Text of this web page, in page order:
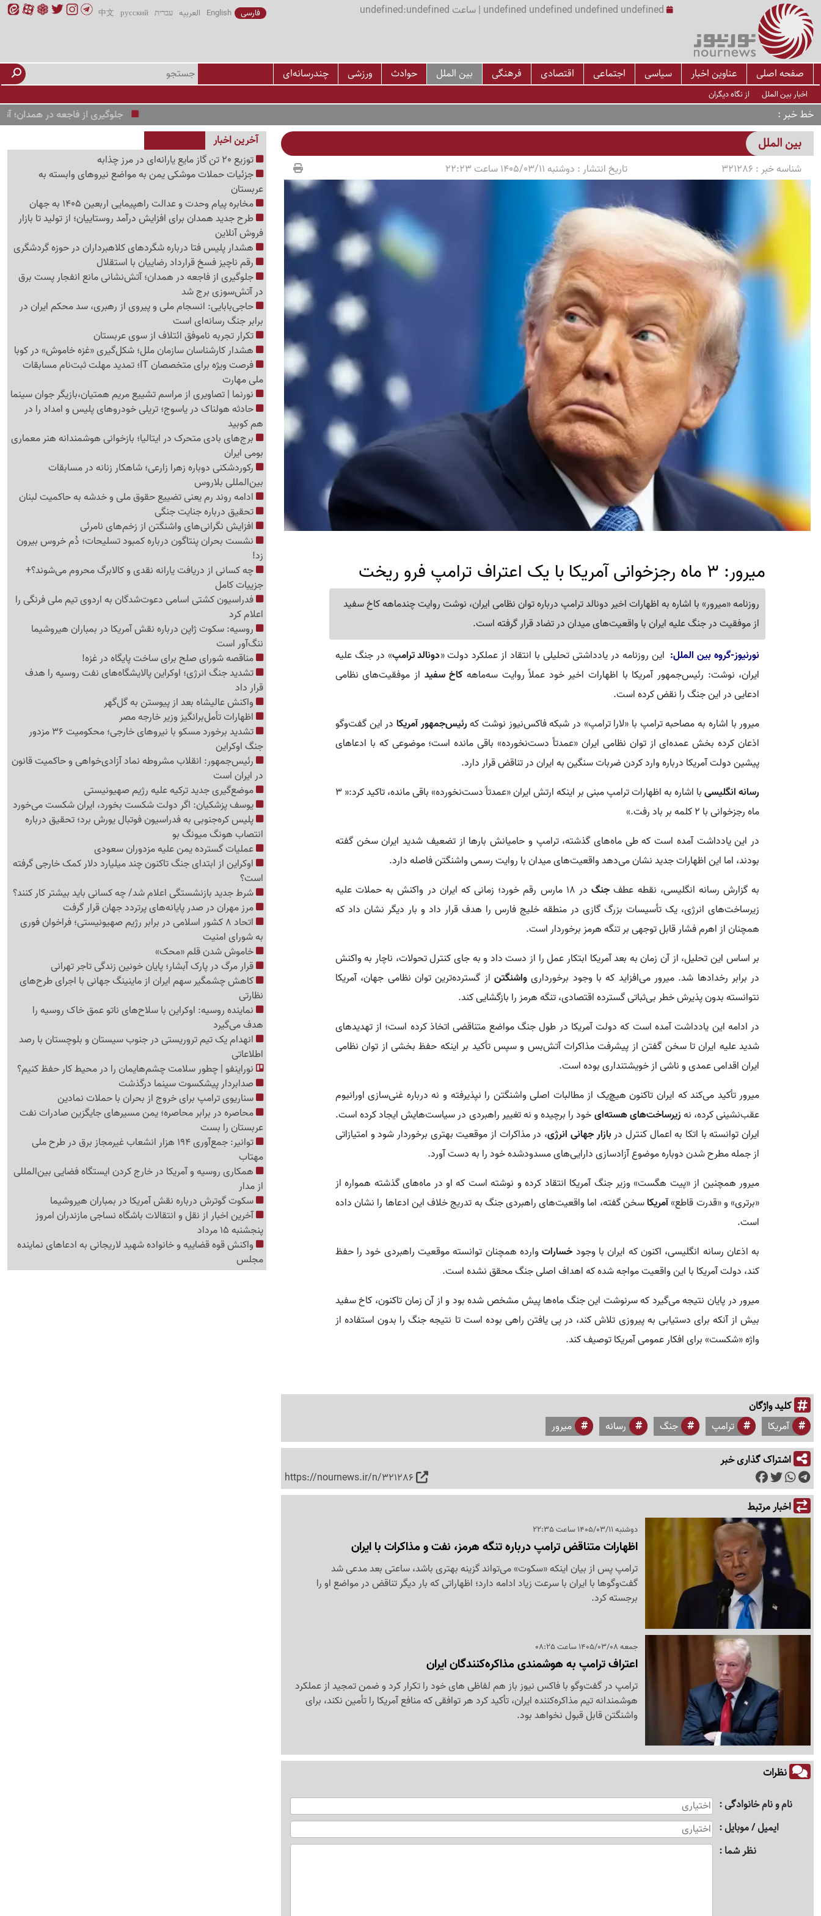
undefined undefined undefined undefined | ساعت undefined:undefined فارسی English العربیه עברית русский
中文
صفحه اصلی عناوین اخبار سیاسی اجتماعی اقتصادی فرهنگی بین الملل حوادث ورزشی چندرسانه‌ای
اخبار بین الملل از نگاه دیگران
خط خبر جلوگیری از فاجعه در همدان؛
بین الملل
شناسه خبر : 321286 تاریخ انتشار : دوشنبه 1405/03/11 ساعت 22:23
میرور: 3 ماه رجزخوانی آمریکا با یک اعتراف ترامپ فرو ریخت
روزنامه «میرور» با اشاره به اظهارات اخیر دونالد ترامپ درباره توان نظامی ایران، نوشت روایت چندماهه کاخ سفید
از موفقیت در جنگ علیه ایران با واقعیت‌های میدان در تضاد قرار گرفته است.
نورنیوز-گروه بین الملل: این روزنامه در یادداشتی تحلیلی با انتقاد از عملکرد دولت «دونالد ترامپ» در جنگ علیه
ایران، نوشت: رئیس‌جمهور آمریکا با اظهارات اخیر خود عملاً روایت سه‌ماهه کاخ سفید از موفقیت‌های نظامی
ادعایی در این جنگ را نقض کرده است.
میرور با اشاره به مصاحبه ترامپ با «لارا ترامپ» در شبکه فاکس‌نیوز نوشت کهرئیس‌جمهور آمریکا در این گفت‌وگو
اذعان کرده بخش عمده‌ای از توان نظامی ایران «عمدتاً دست‌نخورده» باقی مانده است؛ موضوعی که با ادعاهای
پیشین دولت آمریکا درباره وارد کردن ضربات سنگین به ایران در تناقض قرار دارد.
رسانه انگلیسی
با اشاره به اظهارات ترامپ مبنی بر اینکه ارتش ایران «عمدتاً دست‌نخورده» باقی مانده، تاکید کرد:« ۳
ماه رجزخوانی با ۲ کلمه بر باد رفت.»
در این یادداشت آمده است که طی ماه‌های گذشته، ترامپ و حامیانش بارها از تضعیف شدید ایران سخن گفته
بودند، اما این اظهارات جدید نشان می‌دهد واقعیت‌های میدان با روایت رسمی واشنگتن فاصله دارد.
به گزارش رسانه انگلیسی، نقطه عطف جنگ
در ۱۸ مارس رقم خورد؛ زمانی که ایران در واکنش به حملات علیه
زیرساخت‌های انرژی، یک تأسیسات بزرگ گازی در منطقه خلیج فارس را هدف قرار داد و بار دیگر نشان داد که
همچنان از اهرم فشار قابل توجهی بر تنگه هرمز برخوردار است.
بر اساس این تحلیل، از آن زمان به بعد آمریکا ابتکار عمل را از دست داد و به جای کنترل تحولات، ناچار به واکنش
در برابر رخدادها شد. میرور می‌افزاید که با وجود برخورداریواشنگتن از گسترده‌ترین توان نظامی جهان، آمریکا
نتوانسته بدون پذیرش خطر بی‌ثباتی گسترده اقتصادی، تنگه هرمز را بازگشایی کند.
در ادامه این یادداشت آمده است که دولت آمریکا در طول جنگ مواضع متناقضی اتخاذ کرده است؛ از تهدیدهای
شدید علیه ایران تا سخن گفتن از پیشرفت مذاکرات آتش‌بس و سپس تأکید بر اینکه حفظ بخشی از توان نظامی
ایران اقدامی عمدی و ناشی از خویشتنداری بوده است.
میرور تأکید می‌کند که ایران تاکنون هیچ‌یک از مطالبات اصلی واشنگتن را نپذیرفته و نه درباره غنی‌سازی اورانیوم
عقب‌نشینی کرده، نهزیرساخت‌های هسته‌ایخود را برچیده و نه تغییر راهبردی در سیاست‌هایش ایجاد کرده است.
ایران توانسته با اتکا به اعمال کنترل دربازار جهانی انرژی، در مذاکرات از موقعیت بهتری برخوردار شود و امتیازاتی
از جمله مطرح شدن دوباره موضوع آزادسازی دارایی‌های مسدودشده خود را به دست آورد.
میرور همچنین از «پیت هگست» وزیر جنگ آمریکا انتقاد کرده و نوشته است که او در ماه‌های گذشته همواره از
«برتری» و «قدرت قاطع»آمریکاسخن گفته، اما واقعیت‌های راهبردی جنگ به تدریج خلاف این ادعاها را نشان داده
است.
به اذعان رسانه انگلیسی، اکنون که ایران با وجود خسارات وارده همچنان توانسته موقعیت راهبردی خود را حفظ
کند، دولت آمریکا با این واقعیت مواجه شده که اهداف اصلی جنگ محقق نشده است.
میرور در پایان نتیجه می‌گیرد که سرنوشت این جنگ ماه‌ها پیش مشخص شده بود و از آن زمان تاکنون، کاخ سفید
بیش از آنکه برای دستیابی به پیروزی تلاش کند، در پی یافتن راهی بوده است تا نتیجه جنگ را بدون استفاده از
واژه «شکست» برای افکار عمومی آمریکا توصیف کند.
کلید واژگان
آمریکا ترامپ جنگ رسانه میرور
اشتراک گذاری خبر
https://nournews.ir/n/321286
اخبار مرتبط
دوشنبه 1405/03/11 ساعت 22:35
اظهارات متناقض ترامپ درباره تنگه هرمز، نفت و مذاکرات با ایران
ترامپ پس از بیان اینکه «سکوت» می‌تواند گزینه بهتری باشد، ساعتی بعد مدعی شد
گفت‌وگوها با ایران با سرعت زیاد ادامه دارد؛ اظهاراتی که بار دیگر تناقض در مواضع او را
برجسته کرد.
جمعه 1405/03/08 ساعت 08:25
اعتراف ترامپ به هوشمندی مذاکره‌کنندگان ایران
ترامپ در گفت‌وگو با فاکس نیوز باز هم لفاظی های خود را تکرار کرد و ضمن تمجید از عملکرد
هوشمندانه تیم مذاکره‌کننده ایران، تأکید کرد هر توافقی که منافع آمریکا را تأمین نکند، برای
واشنگتن قابل قبول نخواهد بود.
نظرات
نام و نام خانوادگی
ایمیل / موبایل
نظر شما
آخرین اخبار
توزیع 20 تن گاز مایع یارانه‌ای در مرز چذابه
جزئیات حملات موشکی یمن به مواضع نیروهای وابسته به
عربستان
مخابره پیام وحدت و عدالت راهپیمایی اربعین 1405 به جهان
طرح جدید همدان برای افزایش درآمد روستاییان؛ از تولید تا بازار
فروش آنلاین
هشدار پلیس فتا درباره شگردهای کلاهبرداران در حوزه گردشگری
رقم ناچیز فسخ قرارداد رضاییان با استقلال
جلوگیری از فاجعه در همدان؛ آتش‌نشانی مانع انفجار پست برق
در آتش‌سوزی برج شد
حاجی‌بابایی: انسجام ملی و پیروی از رهبری، سد محکم ایران در
برابر جنگ رسانه‌ای است
تکرار تجربه ناموفق ائتلاف از سوی عربستان
هشدار کارشناسان سازمان ملل؛ شکل‌گیری «غزه‌ خاموش» در کوبا
فرصت ویژه برای متخصصان IT؛ تمدید مهلت ثبت‌نام مسابقات
ملی مهارت
نورنما | تصاویری از مراسم تشییع مریم همتیان،بازیگر جوان سینما
حادثه هولناک در یاسوج؛ تریلی خودروهای پلیس و امداد را در
هم کوبید
برج‌های بادی متحرک در ایتالیا؛ بازخوانی هوشمندانه هنر معماری
بومی ایران
رکوردشکنی دوباره زهرا زارعی؛ شاهکار زنانه در مسابقات
بین‌المللی بلاروس
ادامه روند رم یعنی تضییع حقوق ملی و خدشه به حاکمیت لبنان
تحقیق درباره جنایت جنگی
افزایش نگرانی‌های واشنگتن از زخم‌های نامرئی
نشست بحران پنتاگون درباره کمبود تسلیحات؛ دُم خروس بیرون
زد!
چه کسانی از دریافت یارانه نقدی و کالابرگ محروم می‌شوند؟+
جزییات کامل
فدراسیون کشتی اسامی دعوت‌شدگان به اردوی تیم ملی فرنگی را
اعلام کرد
روسیه: سکوت ژاپن درباره نقش آمریکا در بمباران هیروشیما
ننگ‌آور است
مناقصه شورای صلح برای ساخت پایگاه در غزه!
تشدید جنگ انرژی؛ اوکراین پالایشگاه‌های نفت روسیه را هدف
قرار داد
واکنش عالیشاه بعد از پیوستن به گل‌گهر
اظهارات تأمل‌برانگیز وزیر خارجه مصر
تشدید برخورد مسکو با نیروهای خارجی؛ محکومیت 36 مزدور
جنگ اوکراین
رئیس‌جمهور: انقلاب مشروطه نماد آزادی‌خواهی و حاکمیت قانون
در ایران است
موضع‌گیری جدید ترکیه علیه رژیم صهیونیستی
یوسف پزشکیان: اگر دولت شکست بخورد، ایران شکست می‌خورد
پلیس کره‌جنوبی به فدراسیون فوتبال یورش برد؛ تحقیق درباره
انتصاب هونگ میونگ بو
عملیات گسترده یمن علیه مزدوران سعودی
اوکراین از ابتدای جنگ تاکنون چند میلیارد دلار کمک خارجی گرفته
است؟
شرط جدید بازنشستگی اعلام شد/ چه کسانی باید بیشتر کار کنند؟
مرز مهران در صدر پایانه‌های پرتردد جهان قرار گرفت
اتحاد 8 کشور اسلامی در برابر رژیم صهیونیستی؛ فراخوان فوری
به شورای امنیت
خاموش شدن قلم «محک»
قرار مرگ در پارک آبشار؛ پایان خونین زندگی تاجر تهرانی
کاهش چشمگیر سهم ایران از ماینینگ جهانی با اجرای طرح‌های
نظارتی
نماینده روسیه: اوکراین با سلاح‌های ناتو عمق خاک روسیه را
هدف می‌گیرد
انهدام یک تیم تروریستی در جنوب سیستان و بلوچستان با رصد
اطلاعاتی
نوراینفو | چطور سلامت چشم‌هایمان را در محیط کار حفظ کنیم؟
صدابردار پیشکسوت سینما درگذشت
سناریوی ترامپ برای خروج از بحران با حملات نمادین
محاصره در برابر محاصره؛ یمن مسیرهای جایگزین صادرات نفت
عربستان را بست
توانیر: جمع‌آوری 194 هزار انشعاب غیرمجاز برق در طرح ملی
مهتاب
همکاری روسیه و آمریکا در خارج کردن ایستگاه فضایی بین‌المللی
از مدار
سکوت گوترش درباره نقش آمریکا در بمباران هیروشیما
آخرین اخبار از نقل و انتقالات باشگاه نساجی مازندران امروز
پنجشنبه 15 مرداد
واکنش قوه قضاییه و خانواده شهید لاریجانی به ادعاهای نماینده
مجلس